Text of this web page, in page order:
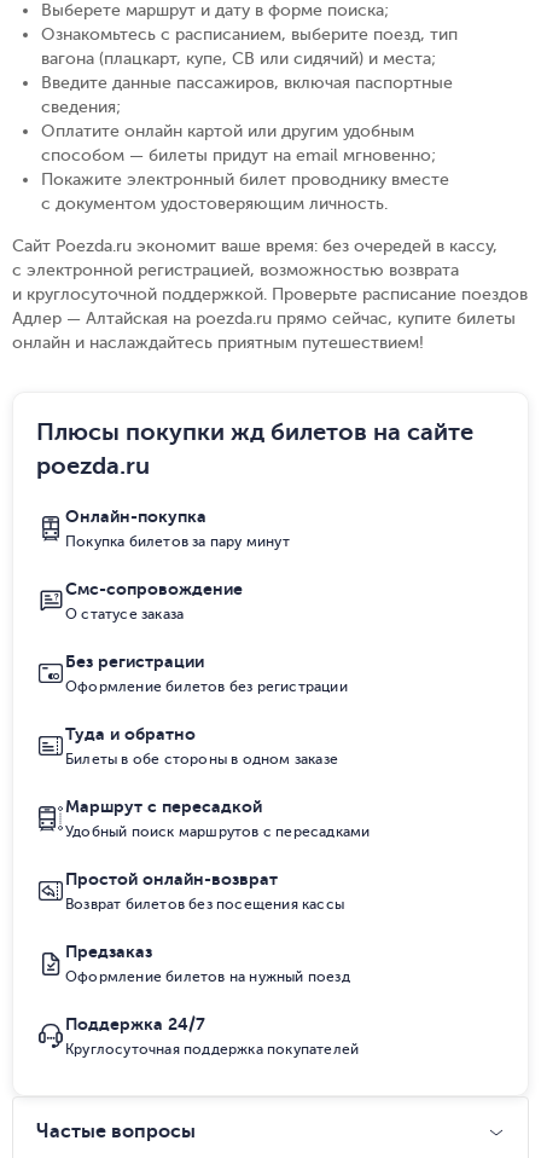
Выберете маршрут и дату в форме поиска;
Ознакомьтесь с расписанием, выберите поезд, тип
вагона (плацкарт, купе, СВ или сидячий) и места;
Введите данные пассажиров, включая паспортные
сведения;
Оплатите онлайн картой или другим удобным
способом — билеты придут на email мгновенно;
Покажите электронный билет проводнику вместе
с документом удостоверяющим личность.
Сайт Poezda.ru экономит ваше время: без очередей в кассу,
с электронной регистрацией, возможностью возврата
и круглосуточной поддержкой. Проверьте расписание поездов
Адлер — Алтайская на poezda.ru прямо сейчас, купите билеты
онлайн и наслаждайтесь приятным путешествием!
Плюсы покупки жд билетов на сайте
poezda.ru
Онлайн-покупка
Покупка билетов за пару минут
Смс-сопровождение
О статусе заказа
Без регистрации
Оформление билетов без регистрации
Туда и обратно
Билеты в обе стороны в одном заказе
Маршрут с пересадкой
Удобный поиск маршрутов с пересадками
Простой онлайн-возврат
Возврат билетов без посещения кассы
Предзаказ
Оформление билетов на нужный поезд
Поддержка 24/7
Круглосуточная поддержка покупателей
Частые вопросы